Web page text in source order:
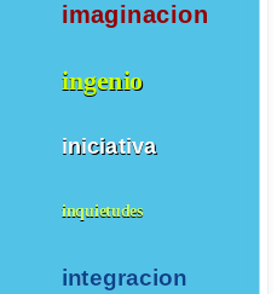
imaginacion
ingenio
iniciativa
inquietudes
integracion